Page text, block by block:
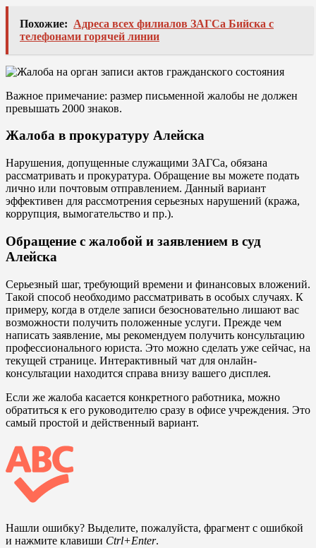
Похожие: Адреса всех филиалов ЗАГСа Бийска с
телефонами горячей линии
Важное примечание: размер письменной жалобы не должен
превышать 2000 знаков.
Жалоба в прокуратуру Алейска
Нарушения, допущенные служащими ЗАГСа, обязана
рассматривать и прокуратура. Обращение вы можете подать
лично или почтовым отправлением. Данный вариант
эффективен для рассмотрения серьезных нарушений (кража,
коррупция, вымогательство и пр.).
Обращение с жалобой и заявлением в суд
Алейска
Серьезный шаг, требующий времени и финансовых вложений.
Такой способ необходимо рассматривать в особых случаях. К
примеру, когда в отделе записи безосновательно лишают вас
возможности получить положенные услуги. Прежде чем
написать заявление, мы рекомендуем получить консультацию
профессионального юриста. Это можно сделать уже сейчас, на
текущей странице. Интерактивный чат для онлайн-
консультации находится справа внизу вашего дисплея.
Если же жалоба касается конкретного работника, можно
обратиться к его руководителю сразу в офисе учреждения. Это
самый простой и действенный вариант.
Нашли ошибку? Выделите, пожалуйста, фрагмент с ошибкой
и нажмите клавиши Ctrl+Enter.